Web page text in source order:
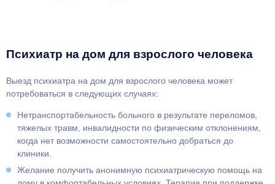
Психиатр на дом для взрослого человека
Выезд психиатра на дом для взрослого человека может
потребоваться в следующих случаях:
Нетранспортабельность больного в результате переломов,
тяжелых травм, инвалидности по физическим отклонениям,
когда нет возможности самостоятельно добраться до
клиники.
Желание получить анонимную психиатрическую помощь на